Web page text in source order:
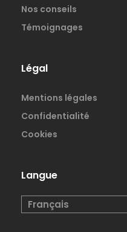
Nos conseils
Témoignages
Légal
Mentions légales
Confidentialité
Cookies
Langue
Français